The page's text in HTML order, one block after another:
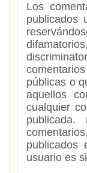
Los
publicados
públicas o
aquellos
cualquier
usuario es